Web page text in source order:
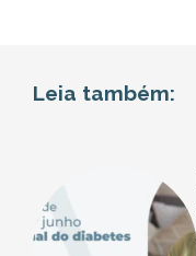
Leia também: